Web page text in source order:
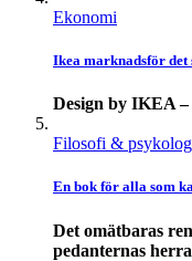
Ekonomi
Ikea marknadsför det
Design by IKEA
Filosofi &
En bok för alla som
Det omätbaras
pedanternas